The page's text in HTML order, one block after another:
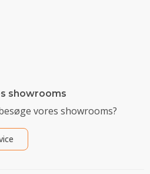
showrooms
vores showrooms?